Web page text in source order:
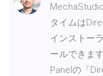
タイムは
インストー
ールできま
Panelの「